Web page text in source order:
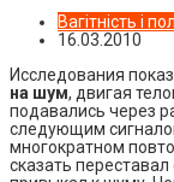
Вагітність і
16.03.2010
Исследования
на шум, двигая
подавались через
следующим
многократном
сказать